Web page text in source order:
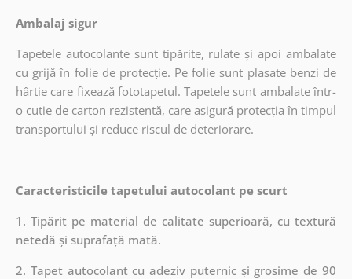
Ambalaj sigur
Tapetele autocolante sunt tipărite, rulate și apoi ambalate
cu grijă în folie de protecție. Pe folie sunt plasate benzi de
hârtie care fixează fototapetul. Tapetele sunt ambalate într-
o cutie de carton rezistentă, care asigură protecția în timpul
transportului și reduce riscul de deteriorare.
Caracteristicile tapetului autocolant pe scurt
1. Tipărit pe material de calitate superioară, cu textură
netedă și suprafață mată.
2. Tapet autocolant cu adeziv puternic și grosime de 90